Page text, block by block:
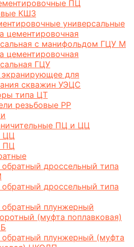
ПЦ
КШЗ
универсальные
цементировочная
с манифольдом ГЦУ М
цементировочная
ГЦУ
для
скважин УЭЦС
типа ЦТ
резьбовые РР
ПЦ и ЦЦ
ЦЦ
ПЦ
обратный дроссельный типа
обратный дроссельный типа
обратный плунжерный
(муфта поплавковая)
обратный плунжерный (муфта